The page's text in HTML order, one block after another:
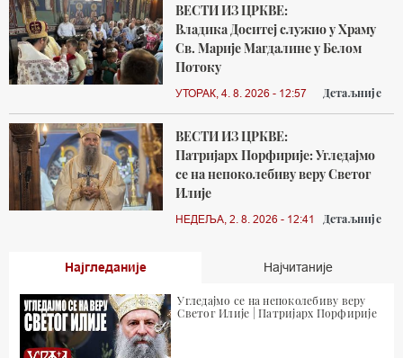
ВЕСТИ ИЗ ЦРКВЕ:
Владика Доситеј служио у Храму
Св. Марије Магдалине у Белом
Потоку
УТОРАК, 4. 8. 2026 - 12:57 Детаљније
ВЕСТИ ИЗ ЦРКВЕ:
Патријарх Порфирије: Угледајмо
се на непоколебиву веру Светог
Илије
НЕДЕЉА, 2. 8. 2026 - 12:41 Детаљније
Најгледаније Најчитаније
Угледајмо се на непоколебиву веру
Светог Илије | Патријарх Порфирије